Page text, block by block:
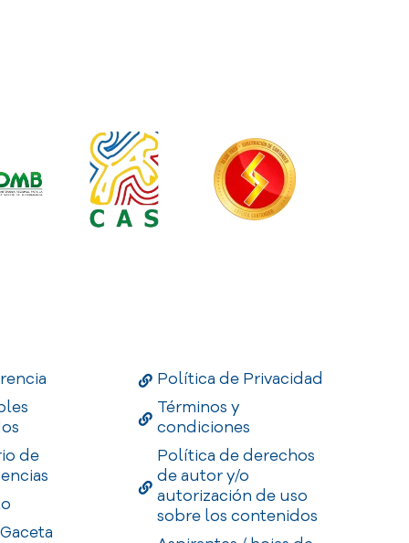
de
Política de Privacidad
Términos y
condiciones
Política de derechos
de autor y/o
autorización de uso
sobre los contenidos